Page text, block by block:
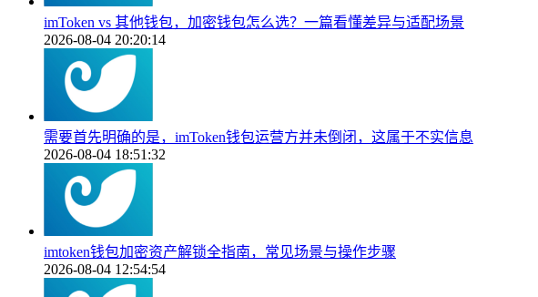
imToken vs 其他钱包，加密钱包怎么选？一篇看懂差异与适配场景
2026-08-04 20:20:14
需要首先明确的是，imToken钱包运营方并未倒闭，这属于不实信息
2026-08-04 18:51:32
imtoken钱包加密资产解锁全指南，常见场景与操作步骤
2026-08-04 12:54:54